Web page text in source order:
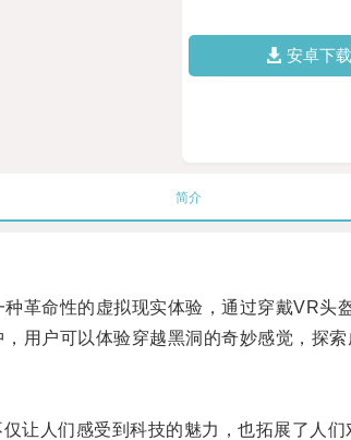
安卓下载
简介
命性的虚拟现实体验，通过穿戴VR头盔
户可以体验穿越黑洞的奇妙感觉，探索
人们感受到科技的魅力，也拓展了人们